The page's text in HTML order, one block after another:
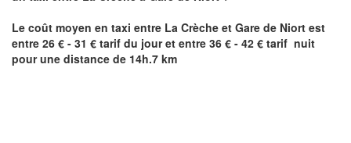
Le coût moyen en taxi entre La Crèche et Gare de Niort est
entre 26 € - 31 € tarif du jour et entre 36 € - 42 € tarif nuit
pour une distance de 14h.7 km